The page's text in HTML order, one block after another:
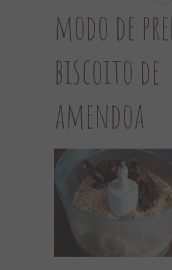
modo de
biscoito de
amendoa